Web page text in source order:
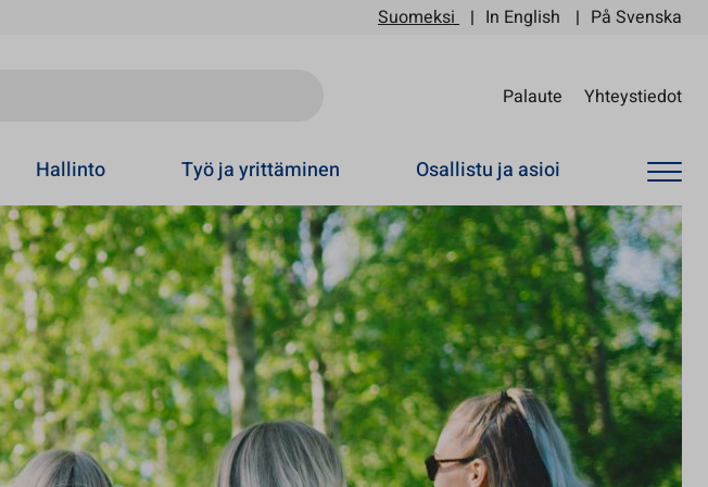
Suomeksi In English På Svenska
Palaute Yhteystiedot
Hallinto Työ ja yrittäminen Osallistu ja asioi